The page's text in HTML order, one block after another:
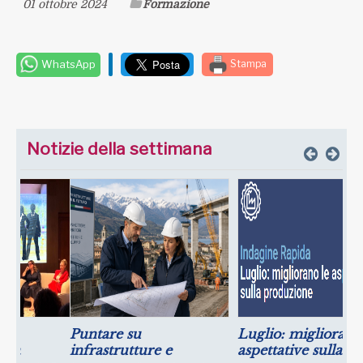
01 ottobre 2024 Formazione
WhatsApp Stampa
Notizie della settimana
Puntare su
infrastrutture e
Luglio: migliorano le
aspettative sulla